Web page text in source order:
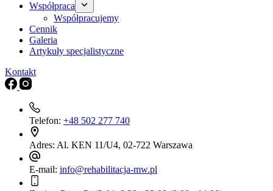
Współpraca
Współpracujemy
Cennik
Galeria
Artykuły specjalistyczne
Kontakt
Telefon: +48 502 277 740
Adres: Al. KEN 11/U4, 02-722 Warszawa
E-mail: info@rehabilitacja-mw.pl